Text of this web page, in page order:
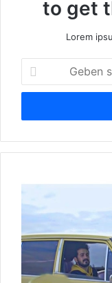
to get
Lorem
b
n
i
E
-
i
n